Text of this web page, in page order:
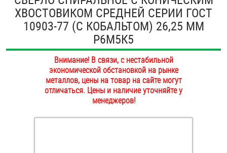
ОПЛАТА И ДОСТАВКА
НАШИ МАГАЗИНЫ
Втулки
Дюбели
Дюймовый крепёж
ХВОСТОВИКОМ СРЕДНЕЙ СЕРИИ ГОСТ
10903-77 (С КОБАЛЬТОМ) 26,25 ММ
Р6М5К5
Внимание! В связи, с нестабильной
экономической обстановкой на рынке
металлов, цены на товар на сайте могут
отличаться. Цены и наличие уточняйте у
менеджеров!